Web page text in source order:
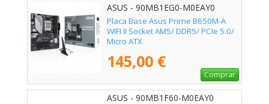
ASUS - 90MB1EG0-M0EAY0
Placa Base Asus Prime B650M-A
WIFI II Socket AM5/ DDR5/ PCIe 5.0/
Micro ATX
145,00 €
Comprar
ASUS - 90MB1F60-M0EAY0